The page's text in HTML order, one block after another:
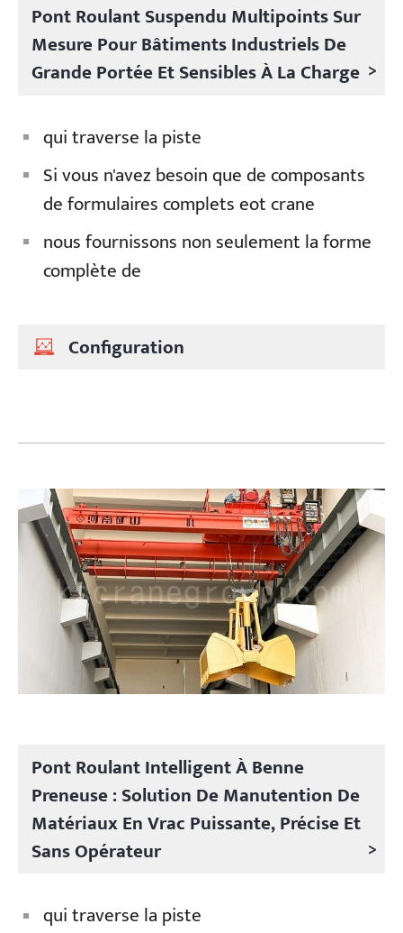
Pont Roulant Suspendu Multipoints Sur
Mesure Pour Bâtiments Industriels De
Grande Portée Et Sensibles À La Charge >
qui traverse la piste
Si vous n'avez besoin que de composants
de formulaires complets eot crane
nous fournissons non seulement la forme
complète de
Configuration
Pont Roulant Intelligent À Benne
Preneuse : Solution De Manutention De
Matériaux En Vrac Puissante, Précise Et
Sans Opérateur
>
qui traverse la piste